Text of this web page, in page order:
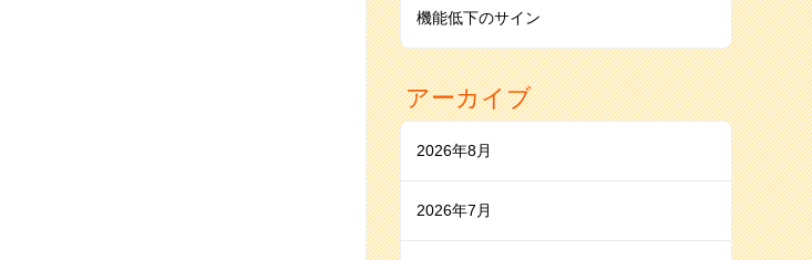
機能低下のサイン
アーカイブ
2026年8月
2026年7月